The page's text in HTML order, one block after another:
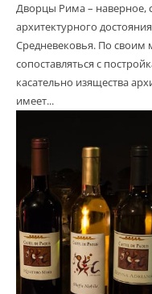
Дворцы Рима – наверное,
архитектурного
Средневековья. По
сопоставляться с
касательно изящества
имеет...